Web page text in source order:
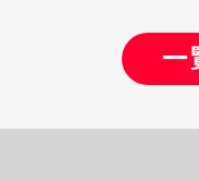
YouTube で公開！
一